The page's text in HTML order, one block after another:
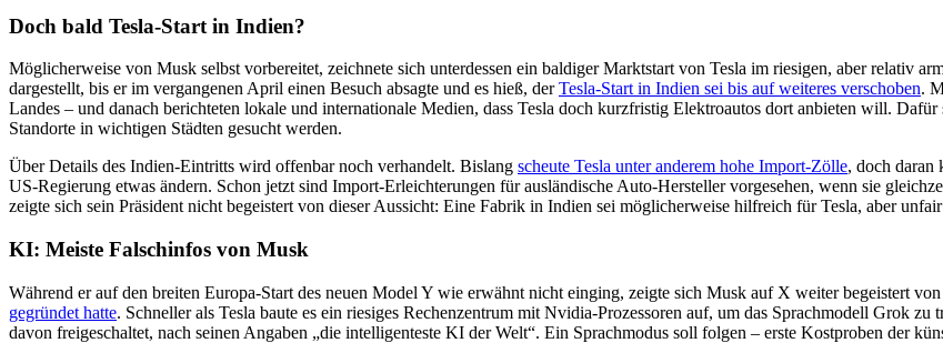
Doch bald Tesla-Start in Indien?
Möglicherweise von Musk selbst vorbereitet, zeichnete sich unterdessen ein baldiger Marktstart von Tesla im riesigen, aber relativ
dargestellt, bis er im vergangenen April einen Besuch absagte und es hieß, derTesla-Start in Indien sei bis auf weiteres verschoben.
Landes – und danach berichteten lokale und internationale Medien, dass Tesla doch kurzfristig Elektroautos dort anbieten will.
Standorte in wichtigen Städten gesucht werden.
Über Details des Indien-Eintritts wird offenbar noch verhandelt. Bislang scheute Tesla unter anderem hohe Import-Zölle, doch daran
US-Regierung etwas ändern. Schon jetzt sind Import-Erleichterungen für ausländische Auto-Hersteller vorgesehen, wenn sie
zeigte sich sein Präsident nicht begeistert von dieser Aussicht: Eine Fabrik in Indien sei möglicherweise hilfreich für Tesla, aber
KI: Meiste Falschinfos von Musk
Während er auf den breiten Europa-Start des neuen Model Y wie erwähnt nicht einging, zeigte sich Musk auf X weiter begeistert
gegründet hatte. Schneller als Tesla baute es ein riesiges Rechenzentrum mit Nvidia-Prozessoren auf, um das Sprachmodell Grok
davon freigeschaltet, nach seinen Angaben „die intelligenteste KI der Welt“. Ein Sprachmodus soll folgen – erste Kostproben der